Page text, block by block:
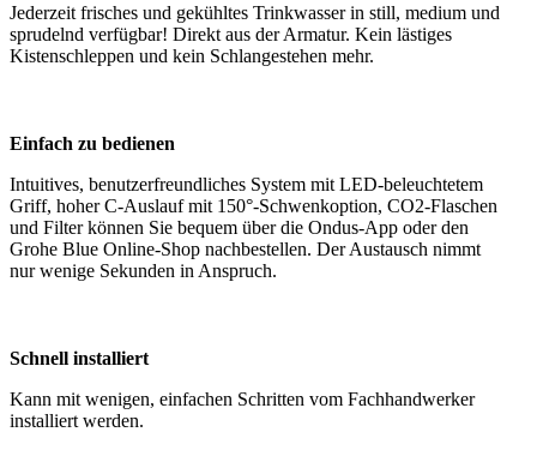
Jederzeit frisches und gekühltes Trinkwasser in still, medium und
sprudelnd verfügbar! Direkt aus der Armatur. Kein lästiges
Kistenschleppen und kein Schlangestehen mehr.
Einfach zu bedienen
Intuitives, benutzerfreundliches System mit LED-beleuchtetem
Griff, hoher C-Auslauf mit 150°-Schwenkoption, CO2-Flaschen
und Filter können Sie bequem über die Ondus-App oder den
Grohe Blue Online-Shop nachbestellen. Der Austausch nimmt
nur wenige Sekunden in Anspruch.
Schnell installiert
Kann mit wenigen, einfachen Schritten vom Fachhandwerker
installiert werden.